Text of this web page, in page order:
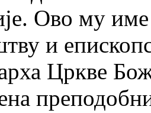
Ово му
и
Цркве